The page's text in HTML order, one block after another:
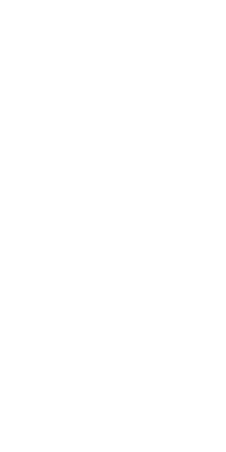
, two
in Spain,
for
with
to cover
fragile and
live each